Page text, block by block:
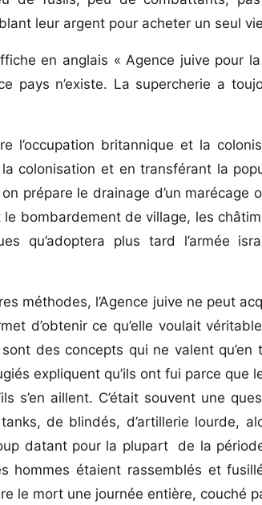
leur argent pour acheter un seul
en anglais « Agence juive pour
pays n’existe. La supercherie a
l’occupation britannique et la
colonisation et en transférant la
prépare le drainage d’un marécage
le bombardement de village, les
qu’adoptera plus tard l’armée
méthodes, l’Agence juive ne peut
d’obtenir ce qu’elle voulait
des concepts qui ne valent qu’en
expliquent qu’ils ont fui parce que
s’en aillent. C’était souvent une
de blindés, d’artillerie lourde,
datant pour la plupart de la
hommes étaient rassemblés et
le mort une journée entière, couché